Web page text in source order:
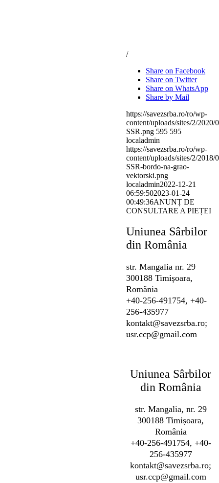
/
Share on Facebook
Share on Twitter
Share on WhatsApp
Share by Mail
https://savezsrba.ro/ro/wp-
content/uploads/sites/2/2020/
SSR.png 595 595
localadmin
https://savezsrba.ro/ro/wp-
content/uploads/sites/2/2018/
SSR-bordo-na-grao-
vektorski.png
localadmin2022-12-21
06:59:502023-01-24
00:49:36ANUNȚ DE
CONSULTARE A PIEȚEI
Uniunea Sârbilor
din România
str. Mangalia nr. 29
300188 Timișoara,
România
+40-256-491754, +40-
256-435977
kontakt@savezsrba.ro;
usr.ccp@gmail.com
Uniunea Sârbilor
din România
str. Mangalia, nr. 29
300188 Timișoara,
România
+40-256-491754, +40-
256-435977
kontakt@savezsrba.ro;
usr.ccp@gmail.com